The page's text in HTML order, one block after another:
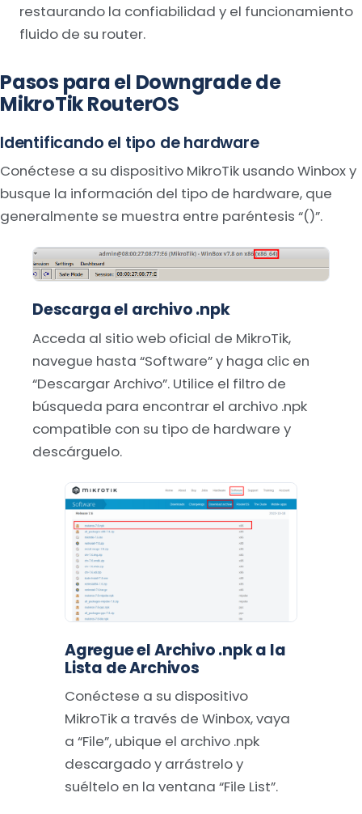
restaurando la confiabilidad y el funcionamiento
fluido de su router.
Pasos para el Downgrade de
MikroTik RouterOS
Identificando el tipo de hardware
Conéctese a su dispositivo MikroTik usando Winbox y
busque la información del tipo de hardware, que
generalmente se muestra entre paréntesis “()”.
Descarga el archivo .npk
Acceda al sitio web oficial de MikroTik,
navegue hasta “Software” y haga clic en
“Descargar Archivo”. Utilice el filtro de
búsqueda para encontrar el archivo .npk
compatible con su tipo de hardware y
descárguelo.
Agregue el Archivo .npk a la
Lista de Archivos
Conéctese a su dispositivo
MikroTik a través de Winbox, vaya
a “File”, ubique el archivo .npk
descargado y arrástrelo y
suéltelo en la ventana “File List”.